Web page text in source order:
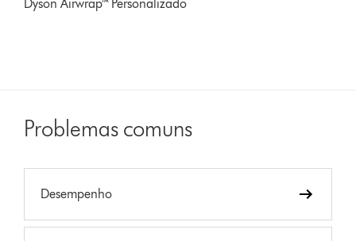
Dyson Airwrap™ Personalizado
Problemas comuns
Desempenho